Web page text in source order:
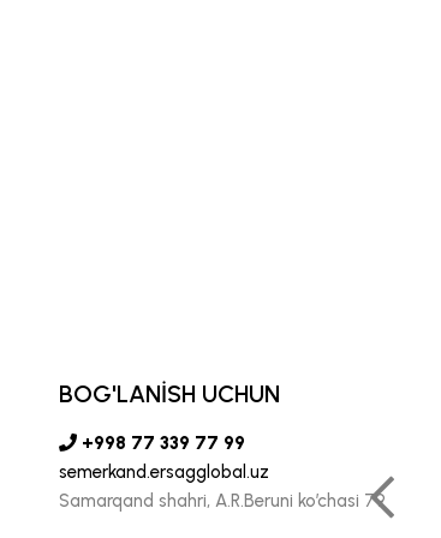
insonlarga
katta kuch-g‘ayrat
biz uchun juda
BOG'LANİSH UCHUN
+998 77 339 77 99
semerkand.ersagglobal.uz
Samarqand shahri, A.R.Beruni ko’chasi 79